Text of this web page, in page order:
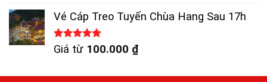
Vé Cáp Treo Tuyến Chùa Hang Sau 17h
Được xếp
Giá từ 100.000 ₫